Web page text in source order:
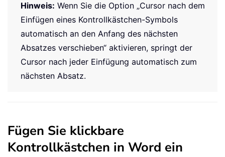
Hinweis: Wenn Sie die Option „Cursor nach dem
Einfügen eines Kontrollkästchen-Symbols
automatisch an den Anfang des nächsten
Absatzes verschieben“ aktivieren, springt der
Cursor nach jeder Einfügung automatisch zum
nächsten Absatz.
Fügen Sie klickbare
Kontrollkästchen in Word ein